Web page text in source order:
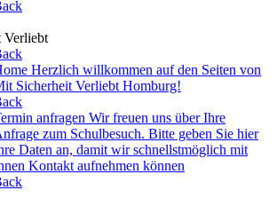
Verliebt
Herzlich willkommen auf den Seiten von
Sicherheit Verliebt Homburg!
anfragen Wir freuen uns über Ihre
zum Schulbesuch. Bitte geben Sie hier
Daten an, damit wir schnellstmöglich mit
Kontakt aufnehmen können